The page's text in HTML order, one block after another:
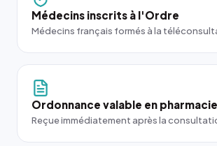
Médecins inscrits à l'Ordre
Médecins français formés à la
Ordonnance valable en pharmacie
Reçue immédiatement après la